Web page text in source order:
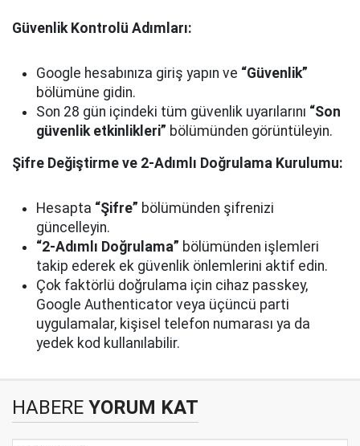
Güvenlik Kontrolü Adımları:
Google hesabınıza giriş yapın ve “Güvenlik”
bölümüne gidin.
Son 28 gün içindeki tüm güvenlik uyarılarını “Son
güvenlik etkinlikleri” bölümünden görüntüleyin.
Şifre Değiştirme ve 2-Adımlı Doğrulama Kurulumu:
Hesapta “Şifre” bölümünden şifrenizi
güncelleyin.
“2-Adımlı Doğrulama” bölümünden işlemleri
takip ederek ek güvenlik önlemlerini aktif edin.
Çok faktörlü doğrulama için cihaz passkey,
Google Authenticator veya üçüncü parti
uygulamalar, kişisel telefon numarası ya da
yedek kod kullanılabilir.
HABERE YORUM KAT